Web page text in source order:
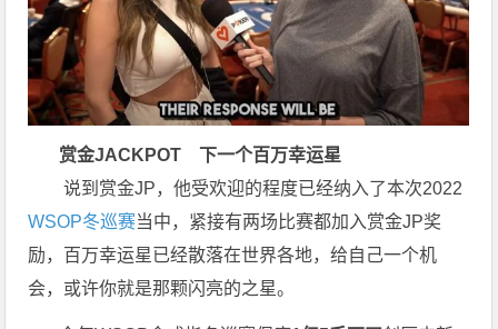
赏金JACKPOT 下一个百万幸运星
说到赏金JP，他受欢迎的程度已经纳入了本次2022
WSOP冬巡赛当中，紧接有两场比赛都加入赏金JP奖
励，百万幸运星已经散落在世界各地，给自己一个机
会，或许你就是那颗闪亮的之星。